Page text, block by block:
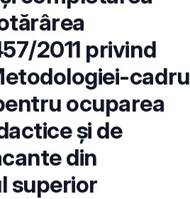
2011 privind
cadru
ocuparea
și de
din
superior